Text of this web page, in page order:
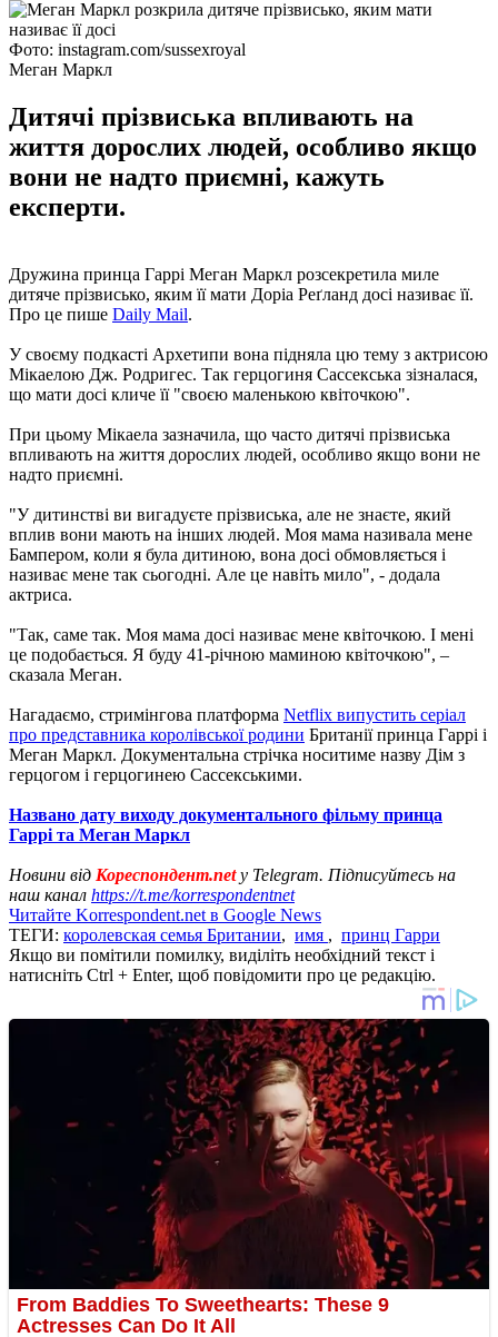
Фото: instagram.com/sussexroyal
Меган Маркл
Дитячі прізвиська впливають на
життя дорослих людей, особливо якщо
вони не надто приємні, кажуть
експерти.
Дружина принца Гаррі Меган Маркл розсекретила миле
дитяче прізвисько, яким її мати Доріа Реґланд досі називає її.
Про це пише Daily Mail.
У своєму подкасті Архетипи вона підняла цю тему з актрисою
Мікаелою Дж. Родригес. Так герцогиня Сассекська зізналася,
що мати досі кличе її "своєю маленькою квіточкою".
При цьому Мікаела зазначила, що часто дитячі прізвиська
впливають на життя дорослих людей, особливо якщо вони не
надто приємні.
"У дитинстві ви вигадуєте прізвиська, але не знаєте, який
вплив вони мають на інших людей. Моя мама називала мене
Бампером, коли я була дитиною, вона досі обмовляється і
називає мене так сьогодні. Але це навіть мило", - додала
актриса.
"Так, саме так. Моя мама досі називає мене квіточкою. І мені
це подобається. Я буду 41-річною маминою квіточкою", –
сказала Меган.
Нагадаємо, стримінгова платформа Netflix випустить серіал
про представника королівської родини Британії принца Гаррі і
Меган Маркл. Документальна стрічка носитиме назву Дім з
герцогом і герцогинею Сассекськими.
Названо дату виходу документального фільму принца
Гаррі та Меган Маркл
Новини від Кореспондент.netу Telegram. Підписуйтесь на
наш канал https://t.me/korrespondentnet
Читайте Korrespondent.net в Google News
ТЕГИ: королевская семья Британии, имя , принц Гарри
Якщо ви помітили помилку, виділіть необхідний текст і
натисніть Ctrl + Enter, щоб повідомити про це редакцію.